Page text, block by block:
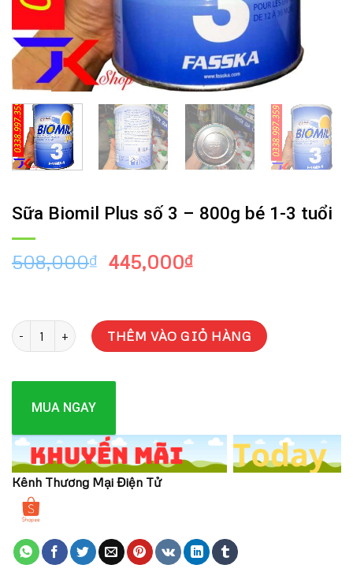
Sữa Biomil Plus số 3 – 800g bé 1-3 tuổi
508,000₫
Giá
508,000₫.
445,000₫Giá
là:
445,000₫.
Sữa Biomil Plus số 3 - 800g bé 1-3 tuổi số lượng
THÊM VÀO GIỎ HÀNG
MUA NGAY
Kênh Thương Mại Điện Tử